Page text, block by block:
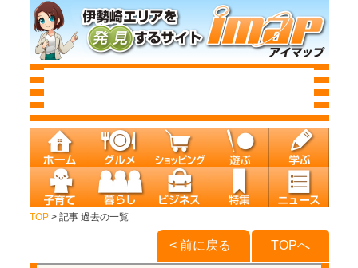
TOP> 記事 過去の一覧
TOPへ
< 前に戻る